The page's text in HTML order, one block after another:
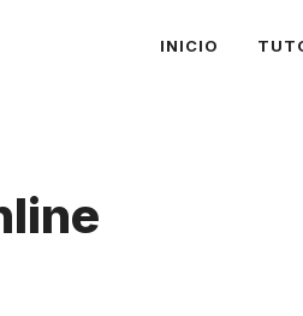
INICIO